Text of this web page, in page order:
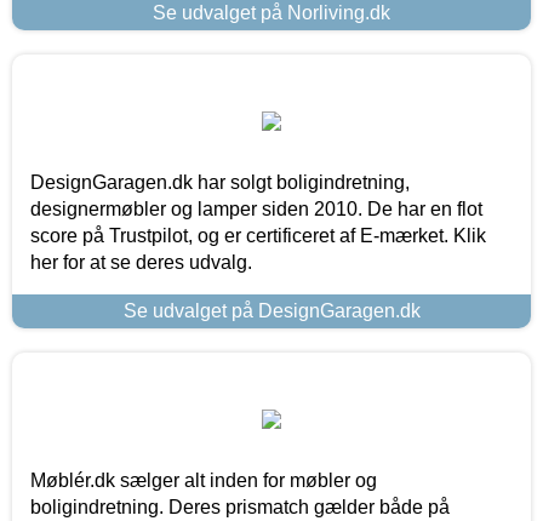
Se udvalget på Norliving.dk
DesignGaragen.dk har solgt boligindretning,
designermøbler og lamper siden 2010. De har en flot
score på Trustpilot, og er certificeret af E-mærket. Klik
her for at se deres udvalg.
Se udvalget på DesignGaragen.dk
Møblér.dk sælger alt inden for møbler og
boligindretning. Deres prismatch gælder både på